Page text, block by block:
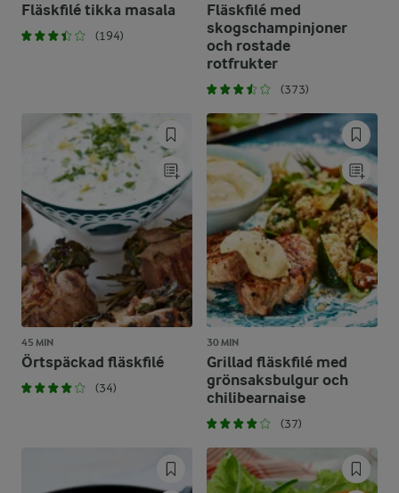
Fläskfilé tikka masala
(194)
Fläskfilé med
skogschampinjoner
och rostade
rotfrukter
(373)
45 MIN
Örtspäckad fläskfilé
(34)
30 MIN
Grillad fläskfilé med
grönsaksbulgur och
chilibearnaise
(37)